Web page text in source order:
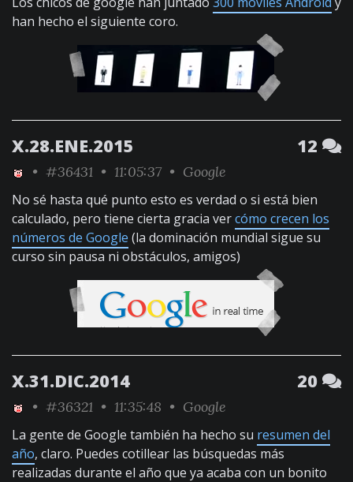
han hecho el siguiente coro.
X.28.ENE.2015 12
• #36431 • 11:05:37 • Google
No sé hasta qué punto esto es verdad o si está bien
calculado, pero tiene cierta gracia vercómo crecen los
números de Google (la dominación mundial sigue su
curso sin pausa ni obstáculos, amigos)
X.31.DIC.2014 20
• #36321 • 11:35:48 • Google
La gente de Google también ha hecho su resumen del
año, claro. Puedes cotillear las búsquedas más
realizadas durante el año que ya acaba con un bonito